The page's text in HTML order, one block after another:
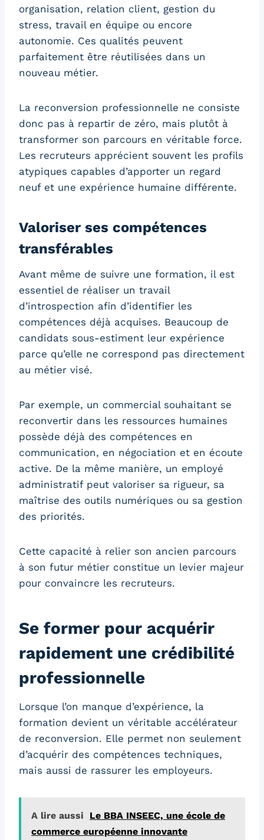
organisation, relation client, gestion du
stress, travail en équipe ou encore
autonomie. Ces qualités peuvent
parfaitement être réutilisées dans un
nouveau métier.
La reconversion professionnelle ne consiste
donc pas à repartir de zéro, mais plutôt à
transformer son parcours en véritable force.
Les recruteurs apprécient souvent les profils
atypiques capables d’apporter un regard
neuf et une expérience humaine différente.
Valoriser ses compétences
transférables
Avant même de suivre une formation, il est
essentiel de réaliser un travail
d’introspection afin d’identifier les
compétences déjà acquises. Beaucoup de
candidats sous-estiment leur expérience
parce qu’elle ne correspond pas directement
au métier visé.
Par exemple, un commercial souhaitant se
reconvertir dans les ressources humaines
possède déjà des compétences en
communication, en négociation et en écoute
active. De la même manière, un employé
administratif peut valoriser sa rigueur, sa
maîtrise des outils numériques ou sa gestion
des priorités.
Cette capacité à relier son ancien parcours
à son futur métier constitue un levier majeur
pour convaincre les recruteurs.
Se former pour acquérir
rapidement une crédibilité
professionnelle
Lorsque l’on manque d’expérience, la
formation devient un véritable accélérateur
de reconversion. Elle permet non seulement
d’acquérir des compétences techniques,
mais aussi de rassurer les employeurs.
A lire aussi
Le BBA INSEEC, une école de
commerce européenne innovante